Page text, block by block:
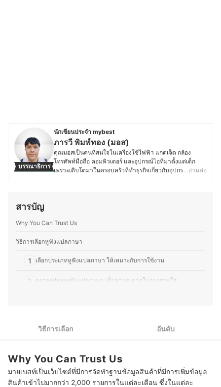
บรรณาธิการ
นักเขียนประจำ mybest
ภารวี พิมพ์ทอง (มอส)
คุณมอสเป็นคนที่สนใจในเครื่องใช้ไฟฟ้า แกดเจ็ต กล้อง
โทรศัพท์มือถือ คอมพิวเตอร์ และอุปกรณ์ไอทีมาตั้งแต่เด็ก
เพราะเติบโตมาในครอบครัวที่ทำธุรกิจเกี่ยวกับอุปกรณ์
ไฟฟ้าด้วยตัวเองเป็นประจำ ทำให้มีความเข้าใจเรื่อง
ความชอบนี้ช่วยให้คุณมอสสามารถเปรียบเทียบจุดเด่นจุด
สนุกกับการแบ่งปันความรู้เกี่ยวกับเทคโนโลยีและอุปกรณ์ไอที
สามารถเลือกอุปกรณ์ที่เหมาะสมกับการใช้งานของตนเองได้
…อ่านต่อ
สารบัญ
Why You Can Trust Us
วิธีการเลือกหูฟังแปลภาษา
1 เลือกประเภทหูฟังแปลภาษา ให้เหมาะกับการใช้งาน
2 ตรวจรูปทรงหูฟังแปลภาษา เพื่อควาสะดวกในการสวมใส่
5 ตรวจสอบฐานข้อมูลที่หูฟังแปลภาษาใช้ เพื่อการแปลที่ถูกต้อง
10 หูฟังแปลภาษา ยี่ห้อไหนดี แปลเร็วแบบเรียลไทม์
หูฟังแปลภาษาใช้แปลเวลาโทรศัพท์หรือประชุมออนไลน์ได้ไหม
วิธีการเลือก อันดับ
Why You Can Trust Us
มายเบสท์เป็นเว็บไซต์ที่มีการจัดทำฐานข้อมูลสินค้าที่มีการเพิ่มข้อมูล
สินค้าเข้าไปมากกว่า 2,000 รายการในแต่ละเดือน ซึ่งในแต่ละ